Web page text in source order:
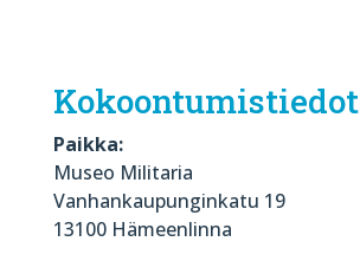
Kokoontumistiedot
Paikka:
Museo Militaria
Vanhankaupunginkatu 19
13100 Hämeenlinna